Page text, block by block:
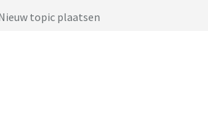
topic plaatsen